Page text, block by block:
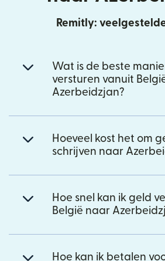
Remitly:
Wat is de beste
versturen vanuit
Azerbeidzjan?
Hoeveel kost het om
schrijven naar
Hoe snel kan ik geld
België naar
Hoe kan ik betalen